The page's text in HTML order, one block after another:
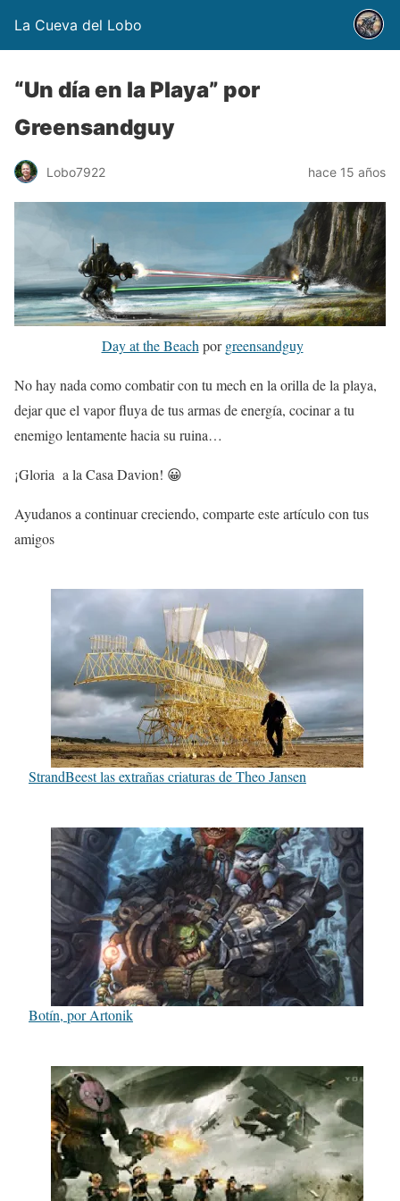
La Cueva del Lobo
“Un día en la Playa” por
Greensandguy
Lobo7922 hace 15 años
Day at the Beach porgreensandguy
No hay nada como combatir con tu mech en la orilla de la playa,
dejar que el vapor fluya de tus armas de energía, cocinar a tu
enemigo lentamente hacia su ruina…
¡Gloria a la Casa Davion! 😀
Ayudanos a continuar creciendo, comparte este artículo con tus
amigos
StrandBeest las extrañas criaturas de Theo Jansen
Botín, por Artonik